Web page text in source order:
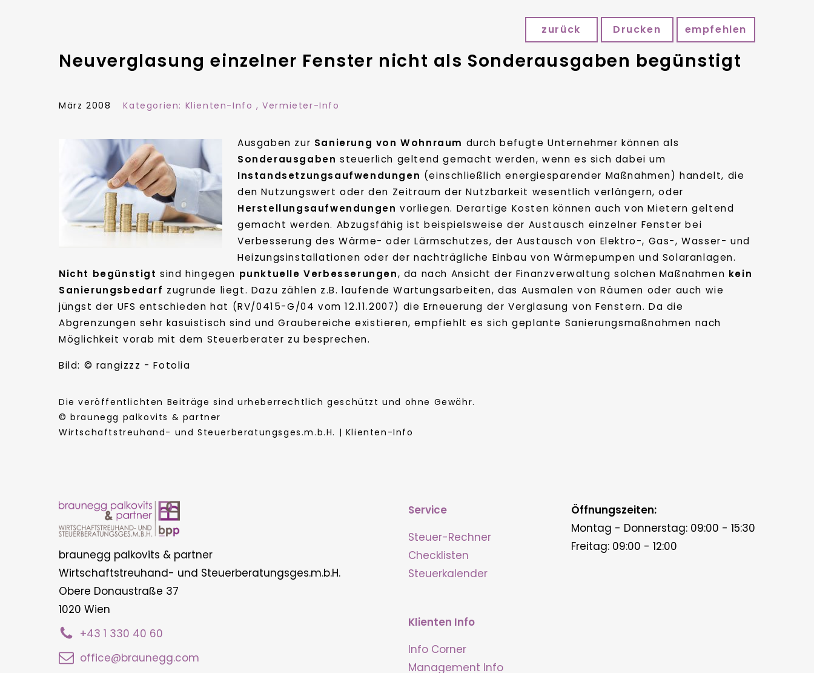
zurück Drucken empfehlen
Neuverglasung einzelner Fenster nicht als Sonderausgaben begünstigt
März 2008 Kategorien: Klienten-Info ,Vermieter-Info
Ausgaben zur Sanierung von Wohnraum durch befugte Unternehmer können als
Sonderausgaben steuerlich geltend gemacht werden, wenn es sich dabei um
Instandsetzungsaufwendungen (einschließlich energiesparender Maßnahmen) handelt, die
den Nutzungswert oder den Zeitraum der Nutzbarkeit wesentlich verlängern, oder
Herstellungsaufwendungen vorliegen. Derartige Kosten können auch von Mietern geltend
gemacht werden. Abzugsfähig ist beispielsweise der Austausch einzelner Fenster bei
Verbesserung des Wärme- oder Lärmschutzes, der Austausch von Elektro-, Gas-, Wasser- und
Heizungsinstallationen oder der nachträgliche Einbau von Wärmepumpen und Solaranlagen.
Nicht begünstigt sind hingegen punktuelle Verbesserungen, da nach Ansicht der Finanzverwaltung solchen Maßnahmen kein
Sanierungsbedarf zugrunde liegt. Dazu zählen z.B. laufende Wartungsarbeiten, das Ausmalen von Räumen oder auch wie
jüngst der UFS entschieden hat (RV/0415-G/04 vom 12.11.2007) die Erneuerung der Verglasung von Fenstern. Da die
Abgrenzungen sehr kasuistisch sind und Graubereiche existieren, empfiehlt es sich geplante Sanierungsmaßnahmen nach
Möglichkeit vorab mit dem Steuerberater zu besprechen.
Bild: © rangizzz - Fotolia
Die veröffentlichten Beiträge sind urheberrechtlich geschützt und ohne Gewähr.
© braunegg palkovits & partner
Wirtschaftstreuhand- und Steuerberatungsges.m.b.H. | Klienten-Info
braunegg palkovits & partner
Wirtschaftstreuhand- und Steuerberatungsges.m.b.H.
Obere Donaustraße 37
1020 Wien
+43 1 330 40 60
office@braunegg.com
Service
Steuer-Rechner
Checklisten
Steuerkalender
Klienten Info
Info Corner
Management Info
Öffnungszeiten:
Montag - Donnerstag: 09:00 - 15:30
Freitag: 09:00 - 12:00